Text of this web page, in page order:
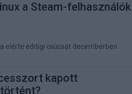
a Steam-felhasználók
elérte eddigi csúcsát decemberben.
kapott